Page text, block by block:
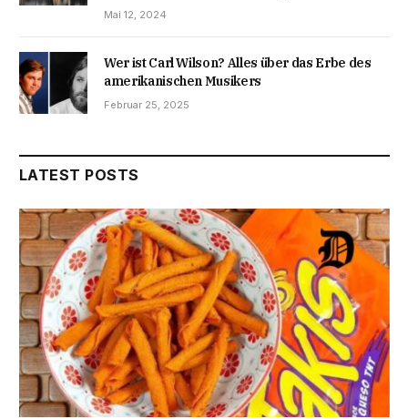
Mai 12, 2024
Wer ist Carl Wilson? Alles über das Erbe des
amerikanischen Musikers
Februar 25, 2025
LATEST POSTS